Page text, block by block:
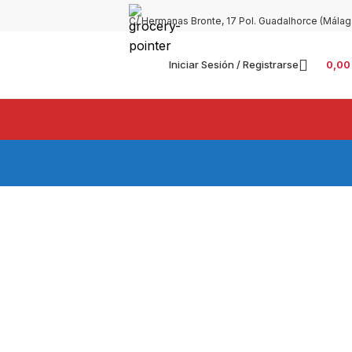
C/ Hermanas Bronte, 17 Pol. Guadalhorce
Iniciar Sesión / Registrarse 0,00